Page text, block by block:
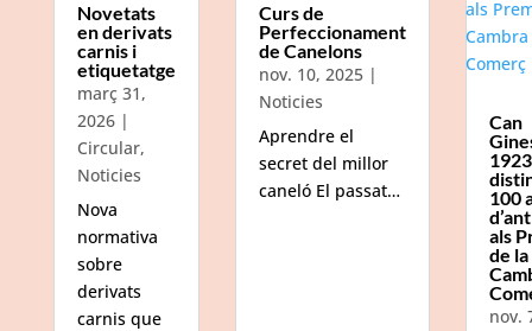
Novetats
en derivats
carnis i
etiquetatge
març 31,
2026|
Circular,
Noticies
Nova
normativa
sobre
derivats
carnis que
Curs de
Perfeccionament
de Canelons
nov. 10, 2025|
Noticies
Aprendre el
secret del millor
caneló El passat…
Can
100
als
de la
nov.